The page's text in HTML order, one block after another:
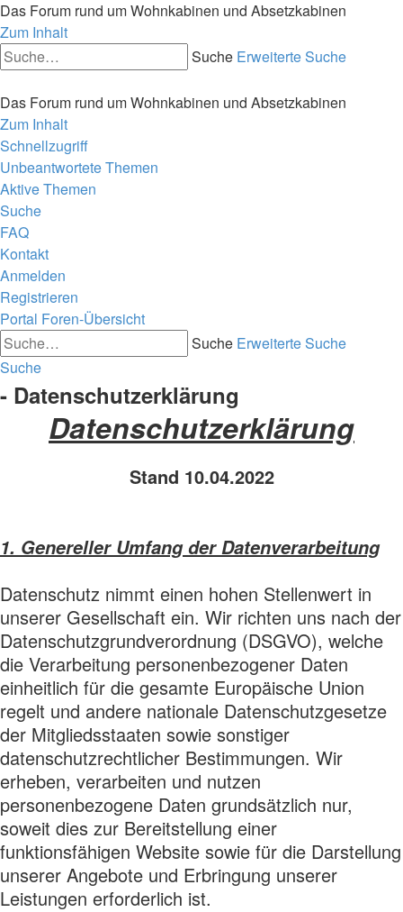
Das Forum rund um Wohnkabinen und Absetzkabinen
Zum Inhalt
Suche Erweiterte Suche
Das Forum rund um Wohnkabinen und Absetzkabinen
Zum Inhalt
Schnellzugriff
Unbeantwortete Themen
Aktive Themen
Suche
FAQ
Kontakt
Anmelden
Registrieren
Portal Foren-Übersicht
Suche Erweiterte Suche
Suche
- Datenschutzerklärung
Datenschutzerklärung
Stand 10.04.2022
1. Genereller Umfang der Datenverarbeitung
Datenschutz nimmt einen hohen Stellenwert in
unserer Gesellschaft ein. Wir richten uns nach der
Datenschutzgrundverordnung (DSGVO), welche
die Verarbeitung personenbezogener Daten
einheitlich für die gesamte Europäische Union
regelt und andere nationale Datenschutzgesetze
der Mitgliedsstaaten sowie sonstiger
datenschutzrechtlicher Bestimmungen. Wir
erheben, verarbeiten und nutzen
personenbezogene Daten grundsätzlich nur,
soweit dies zur Bereitstellung einer
funktionsfähigen Website sowie für die Darstellung
unserer Angebote und Erbringung unserer
Leistungen erforderlich ist.